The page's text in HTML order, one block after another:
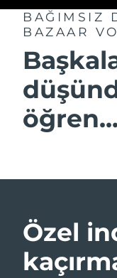
BAĞIMSIZ
BAZAAR
öğren...
Özel